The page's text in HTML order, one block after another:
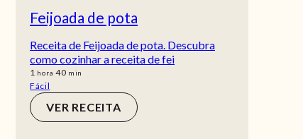
Feijoada de pota
Receita de Feijoada de pota. Descubra
como cozinhar a receita de fei
1 hora
hora 40min
min
Fácil
VER RECEITA